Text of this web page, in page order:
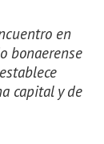
en
bonaerense
capital y de